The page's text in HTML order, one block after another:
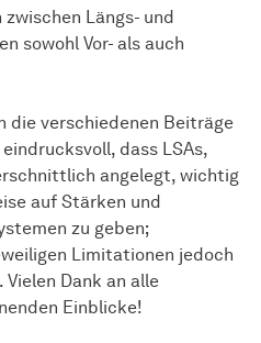
Längs- und
sowohl Vor- als auch
die verschiedenen Beiträge
dass LSAs,
angelegt, wichtig
auf Stärken und
zu geben;
Limitationen jedoch
Dank an alle
Einblicke!